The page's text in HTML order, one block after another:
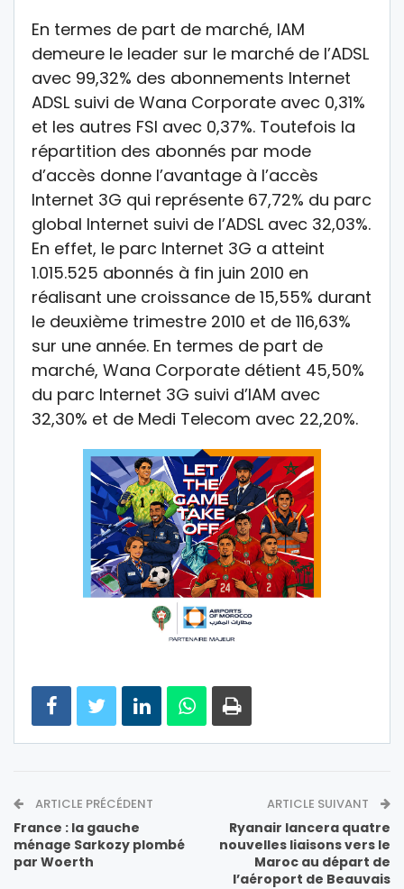
En termes de part de marché, IAM
demeure le leader sur le marché de l’ADSL
avec 99,32% des abonnements Internet
ADSL suivi de Wana Corporate avec 0,31%
et les autres FSI avec 0,37%. Toutefois la
répartition des abonnés par mode
d’accès donne l’avantage à l’accès
Internet 3G qui représente 67,72% du parc
global Internet suivi de l’ADSL avec 32,03%.
En effet, le parc Internet 3G a atteint
1.015.525 abonnés à fin juin 2010 en
réalisant une croissance de 15,55% durant
le deuxième trimestre 2010 et de 116,63%
sur une année. En termes de part de
marché, Wana Corporate détient 45,50%
du parc Internet 3G suivi d’IAM avec
32,30% et de Medi Telecom avec 22,20%.
ARTICLE PRÉCÉDENT
France : la gauche
ménage Sarkozy plombé
par Woerth
ARTICLE SUIVANT
Ryanair lancera quatre
nouvelles liaisons vers le
Maroc au départ de
l’aéroport de Beauvais